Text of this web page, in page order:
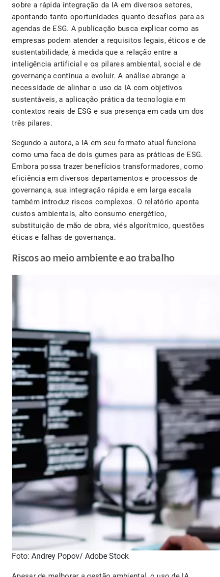
sobre a rápida integração da IA em diversos setores,
apontando tanto oportunidades quanto desafios para as
agendas de ESG. A publicação busca explicar como as
empresas podem atender a requisitos legais, éticos e de
sustentabilidade, à medida que a relação entre a
inteligência artificial e os pilares ambiental, social e de
governança continua a evoluir. A análise abrange a
necessidade de alinhar o uso da IA com objetivos
sustentáveis, a aplicação prática da tecnologia em
contextos reais de ESG e sua presença em cada um dos
três pilares.
Segundo a autora, a IA em seu formato atual funciona
como uma faca de dois gumes para as práticas de ESG.
Embora possa trazer benefícios transformadores, como
eficiência em diversos departamentos e processos de
governança, sua integração rápida e em larga escala
também introduz riscos complexos. O relatório aponta
custos ambientais, alto consumo energético,
substituição de mão de obra, viés algorítmico, questões
éticas e falhas de governança.
Riscos ao meio ambiente e ao trabalho
Foto: Andrey Popov/ Adobe Stock